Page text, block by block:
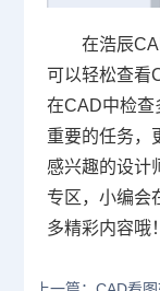
在浩辰
可以轻松查看
在CAD中检查
重要的任务，
感兴趣的设计
专区，小编会
多精彩内容哦！